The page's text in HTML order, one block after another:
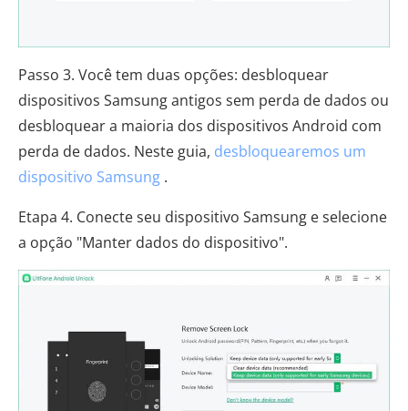
Passo 3. Você tem duas opções: desbloquear
dispositivos Samsung antigos sem perda de dados ou
desbloquear a maioria dos dispositivos Android com
perda de dados. Neste guia, desbloquearemos um
dispositivo Samsung .
Etapa 4. Conecte seu dispositivo Samsung e selecione
a opção "Manter dados do dispositivo".